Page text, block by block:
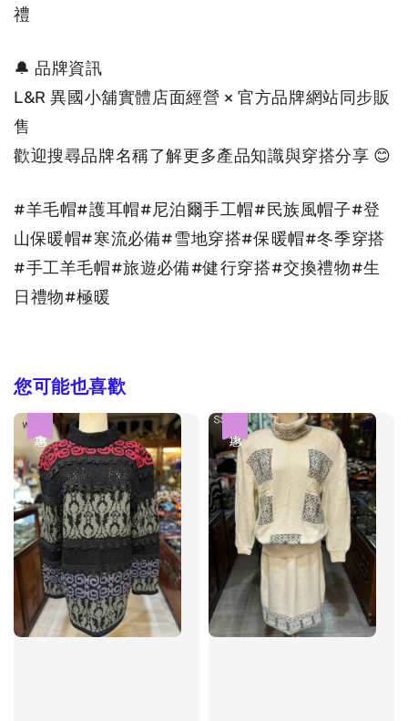
禮
🔔 品牌資訊
L&R 異國小舖實體店面經營 × 官方品牌網站同步販
售
歡迎搜尋品牌名稱了解更多產品知識與穿搭分享 😊
#羊毛帽#護耳帽#尼泊爾手工帽#民族風帽子#登
山保暖帽#寒流必備#雪地穿搭#保暖帽#冬季穿搭
#手工羊毛帽#旅遊必備#健行穿搭#交換禮物#生
日禮物#極暖
您可能也喜歡